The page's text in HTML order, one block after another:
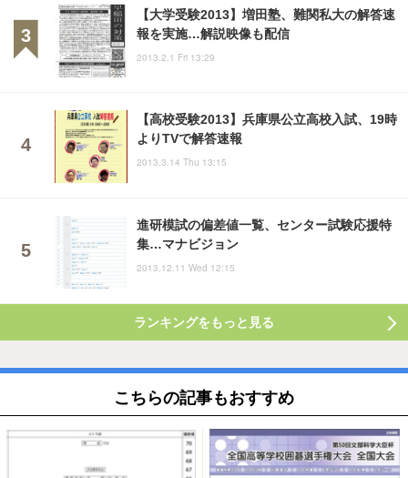
【大学受験2013】増田塾、難関私大の解答速
報を実施…解説映像も配信
2013.2.1 Fri 13:29
【高校受験2013】兵庫県公立高校入試、19時
よりTVで解答速報
2013.3.14 Thu 13:15
進研模試の偏差値一覧、センター試験応援特
集…マナビジョン
2013.12.11 Wed 12:15
ランキングをもっと見る
こちらの記事もおすすめ